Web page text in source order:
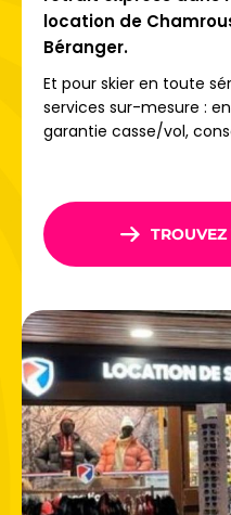
Pistes panoramiques
Espaces ludiques pour
Les plus curieux pourront
les itinéraires de
sensations jusqu’à la
l’expérience d’une
de Belledonne !
location de
Béranger.
Et pour skier en toute
services sur-mesure :
garantie casse/vol,